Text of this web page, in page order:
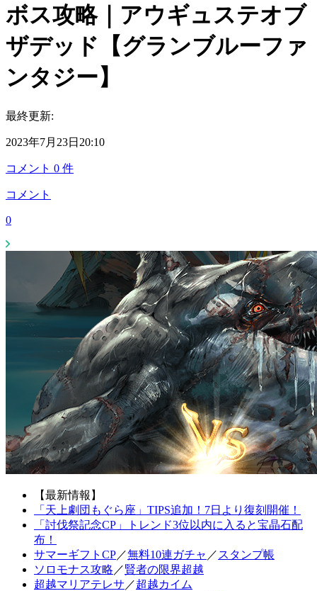
ボス攻略｜アウギュステオブ
ザデッド【グランブルーファ
ンタジー】
最終更新:
2023年7月23日20:10
コメント 0 件
コメント
0
【最新情報】
「天上劇団もぐら座」TIPS追加！7日より復刻開催！
「討伐祭記念CP」トレンド3位以内に入ると宝晶石配
布！
サマーギフトCP／無料10連ガチャ ／ スタンプ帳
ソロモナス攻略 ／賢者の限界超越
超越マリアテレサ ／超越カイム